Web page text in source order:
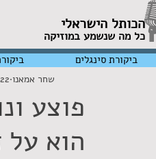
הכותל הישראלי
כל מה שנשמע במוזיקה
פוצע
הוא על
שחר אמאנו 22 במאי 2022
ביקורת סינגלים